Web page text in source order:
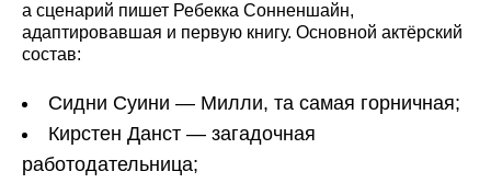
а сценарий пишет Ребекка Сонненшайн,
адаптировавшая и первую книгу. Основной актёрский
состав:
Сидни Суини — Милли, та самая горничная;
Кирстен Данст — загадочная
работодательница;